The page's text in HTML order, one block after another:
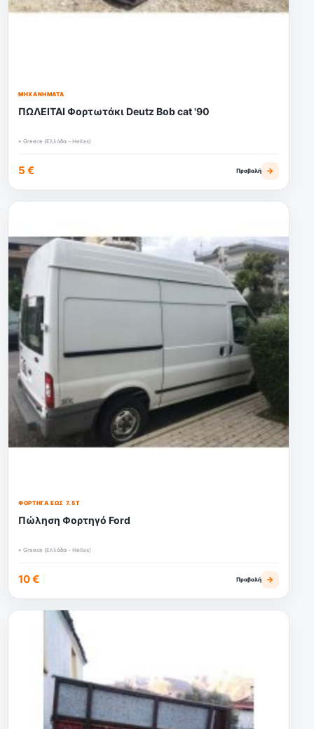
ΜΗΧΑΝΉΜΑΤΑ
ΠΩΛΕΙΤΑΙ Φορτωτάκι Deutz Bob cat '90
⌖ Greece (Ελλάδα - Hellas)
5 € Προβολή →
ΦΟΡΤΗΓΆ ΈΩΣ 7.5Τ
Πώληση Φορτηγό Ford
⌖ Greece (Ελλάδα - Hellas)
10 € Προβολή →